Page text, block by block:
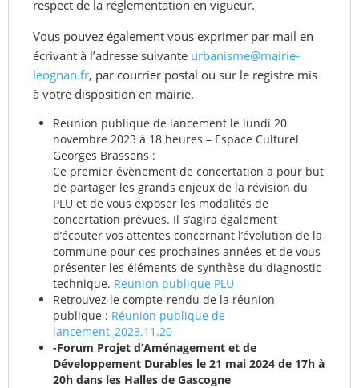
respect de la réglementation en vigueur.
Vous pouvez également vous exprimer par mail en
écrivant à l’adresse suivante urbanisme@mairie-
leognan.fr, par courrier postal ou sur le registre mis
à votre disposition en mairie.
Reunion publique de lancement le lundi 20
novembre 2023 à 18 heures – Espace Culturel
Georges Brassens :
Ce premier évènement de concertation a pour but
de partager les grands enjeux de la révision du
PLU et de vous exposer les modalités de
concertation prévues. Il s’agira également
d’écouter vos attentes concernant l’évolution de la
commune pour ces prochaines années et de vous
présenter les éléments de synthèse du diagnostic
technique. Reunion publique PLU
Retrouvez le compte-rendu de la réunion
publique : Réunion publique de
lancement_2023.11.20
-Forum Projet d’Aménagement et de
Développement Durables le 21 mai 2024 de 17h à
20h dans les Halles de Gascogne